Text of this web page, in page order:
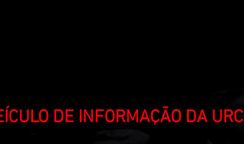
DE INFORMAÇÃO DA URC